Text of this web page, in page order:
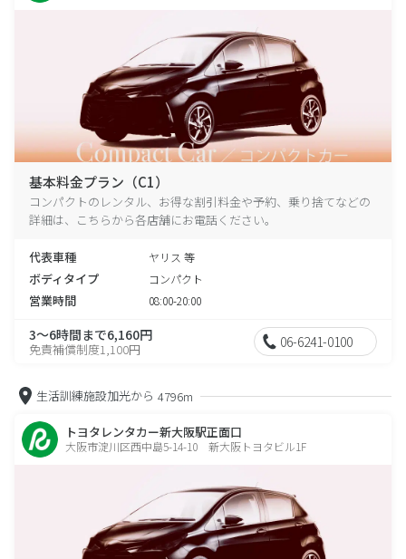
基本料金プラン（C1）
コンパクトのレンタル、お得な割引料金や予約、乗り捨てなどの
詳細は、こちらから各店舗にお電話ください。
代表車種 ヤリス 等
ボディタイプ コンパクト
営業時間 08:00-20:00
3～6時間まで6,160円
免責補償制度1,100円 06-6241-0100
生活訓練施設加光から 4796m
トヨタレンタカー新大阪駅正面口
大阪市淀川区西中島5-14-10 新大阪トヨタビル1F